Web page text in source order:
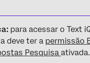
para acessar o Text
deve ter a permissão
Pesquisa ativada.